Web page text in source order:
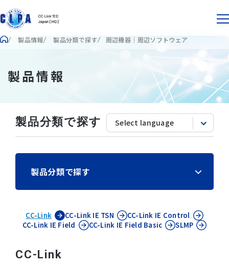
製品情報 製品分類で探す 周辺機器｜周辺ソフトウェア
製品情報
製品分類で探す
製品分類で探す
CC-Link CC-Link IE TSN CC-Link IE Control
CC-Link IE Field CC-Link IE Field Basic SLMP
CC-Link